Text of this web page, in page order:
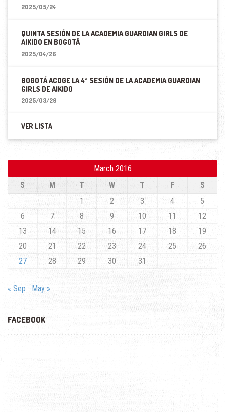
2025/05/24
QUINTA SESIÓN DE LA ACADEMIA GUARDIAN GIRLS DE
AIKIDO EN BOGOTÁ
2025/04/26
BOGOTÁ ACOGE LA 4ª SESIÓN DE LA ACADEMIA GUARDIAN
GIRLS DE AIKIDO
2025/03/29
VER LISTA
March 2016
S
M T W T F
S
1
2 3 4
5
6
7 8 9 10 11
12
13
14 15 16 17 18
19
20
21 22 23 24 25
26
27
28 29 30 31
« Sep May »
FACEBOOK